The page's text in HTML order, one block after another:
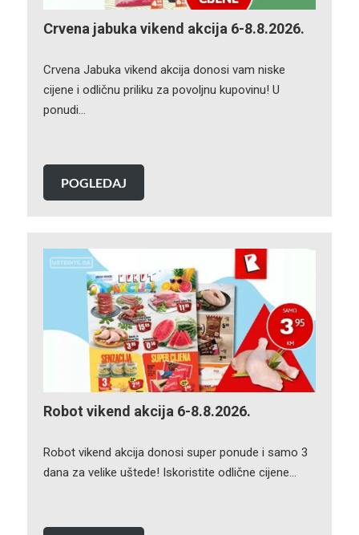
Crvena jabuka vikend akcija 6-8.8.2026.
Crvena Jabuka vikend akcija donosi vam niske
cijene i odličnu priliku za povoljnu kupovinu! U
ponudi…
POGLEDAJ
Robot vikend akcija 6-8.8.2026.
Robot vikend akcija donosi super ponude i samo 3
dana za velike uštede! Iskoristite odlične cijene…